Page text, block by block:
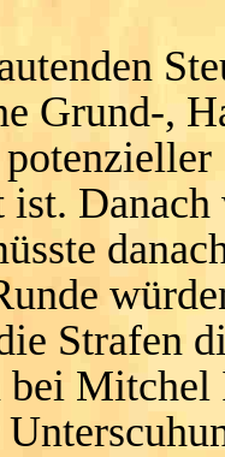
Grund-,
Strafen
Mitchel